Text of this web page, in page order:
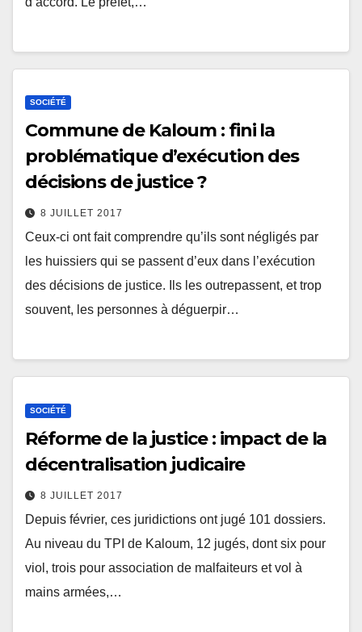
SOCIÉTÉ
Commune de Kaloum : fini la
problématique d’exécution des
décisions de justice ?
8 JUILLET 2017
Ceux-ci ont fait comprendre qu’ils sont négligés par
les huissiers qui se passent d’eux dans l’exécution
des décisions de justice. Ils les outrepassent, et trop
souvent, les personnes à déguerpir…
SOCIÉTÉ
Réforme de la justice : impact de la
décentralisation judicaire
8 JUILLET 2017
Depuis février, ces juridictions ont jugé 101 dossiers.
Au niveau du TPI de Kaloum, 12 jugés, dont six pour
viol, trois pour association de malfaiteurs et vol à
mains armées,…